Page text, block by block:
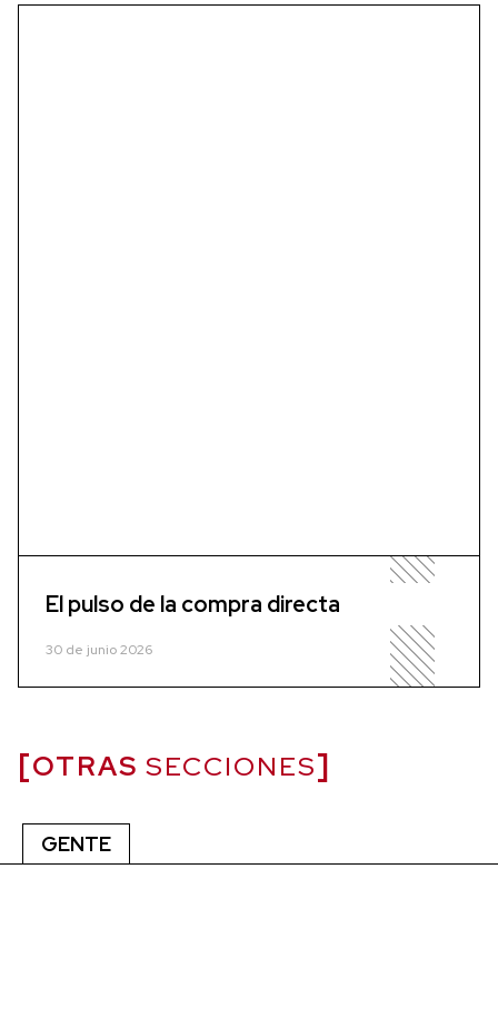
El pulso de la compra directa
30 de junio 2026
OTRAS SECCIONES
GENTE